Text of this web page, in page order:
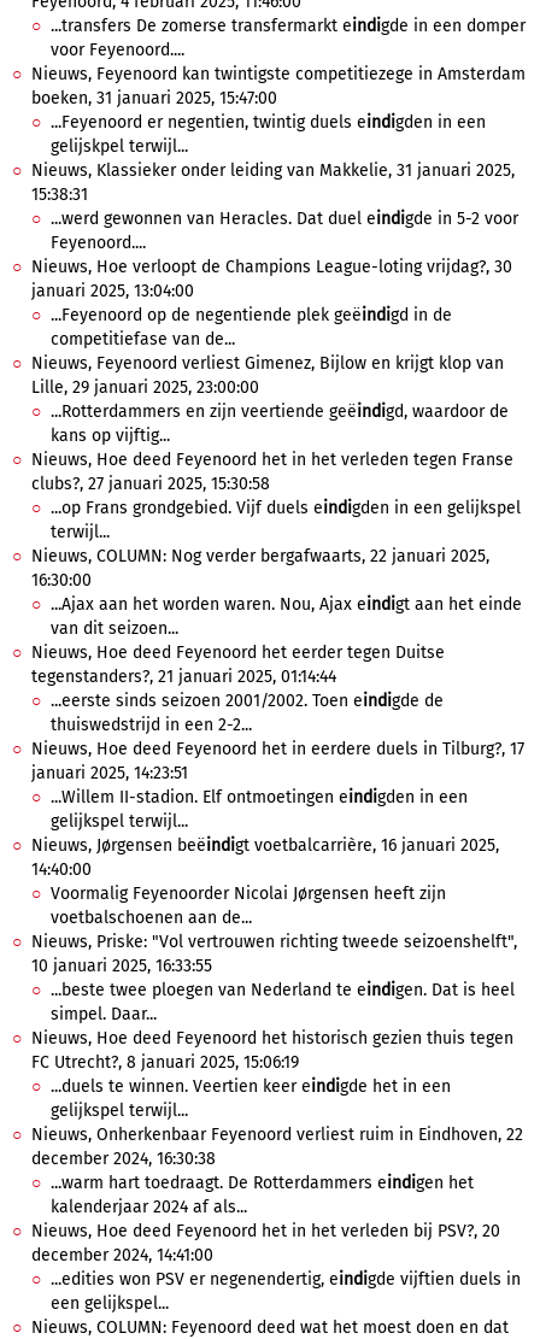
...transfers De zomerse transfermarkt eindigde in een domper
voor Feyenoord....
Nieuws, Feyenoord kan twintigste competitiezege in Amsterdam
boeken, 31 januari 2025, 15:47:00
...Feyenoord er negentien, twintig duels eindigden in een
gelijskpel terwijl...
Nieuws, Klassieker onder leiding van Makkelie, 31 januari 2025,
15:38:31
...werd gewonnen van Heracles. Dat duel eindigde in 5-2 voor
Feyenoord....
Nieuws, Hoe verloopt de Champions League-loting vrijdag?, 30
januari 2025, 13:04:00
...Feyenoord op de negentiende plek geëindigd in de
competitiefase van de...
Nieuws, Feyenoord verliest Gimenez, Bijlow en krijgt klop van
Lille, 29 januari 2025, 23:00:00
...Rotterdammers en zijn veertiende geëindigd, waardoor de
kans op vijftig...
Nieuws, Hoe deed Feyenoord het in het verleden tegen Franse
clubs?, 27 januari 2025, 15:30:58
...op Frans grondgebied. Vijf duels eindigden in een gelijkspel
terwijl...
Nieuws, COLUMN: Nog verder bergafwaarts, 22 januari 2025,
16:30:00
...Ajax aan het worden waren. Nou, Ajax eindigt aan het einde
van dit seizoen...
Nieuws, Hoe deed Feyenoord het eerder tegen Duitse
tegenstanders?, 21 januari 2025, 01:14:44
...eerste sinds seizoen 2001/2002. Toen eindigde de
thuiswedstrijd in een 2-2...
Nieuws, Hoe deed Feyenoord het in eerdere duels in Tilburg?, 17
januari 2025, 14:23:51
...Willem II-stadion. Elf ontmoetingen eindigden in een
gelijkspel terwijl...
Nieuws, Jørgensen beëindigt voetbalcarrière, 16 januari 2025,
14:40:00
Voormalig Feyenoorder Nicolai Jørgensen heeft zijn
voetbalschoenen aan de...
Nieuws, Priske: "Vol vertrouwen richting tweede seizoenshelft",
10 januari 2025, 16:33:55
...beste twee ploegen van Nederland te eindigen. Dat is heel
simpel. Daar...
Nieuws, Hoe deed Feyenoord het historisch gezien thuis tegen
FC Utrecht?, 8 januari 2025, 15:06:19
...duels te winnen. Veertien keer eindigde het in een
gelijkspel terwijl...
Nieuws, Onherkenbaar Feyenoord verliest ruim in Eindhoven, 22
december 2024, 16:30:38
...warm hart toedraagt. De Rotterdammers eindigen het
kalenderjaar 2024 af als...
Nieuws, Hoe deed Feyenoord het in het verleden bij PSV?, 20
december 2024, 14:41:00
...edities won PSV er negenendertig, eindigde vijftien duels in
een gelijkspel...
Nieuws, COLUMN: Feyenoord deed wat het moest doen en dat